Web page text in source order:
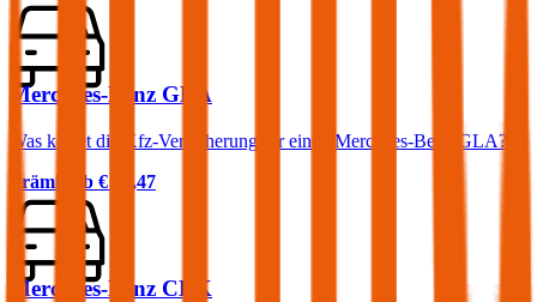
Mercedes-Benz GLA
Was kostet die Kfz-Versicherung für einen Mercedes-Benz GLA?
Prämie ab € 70,47
Mercedes-Benz CLK